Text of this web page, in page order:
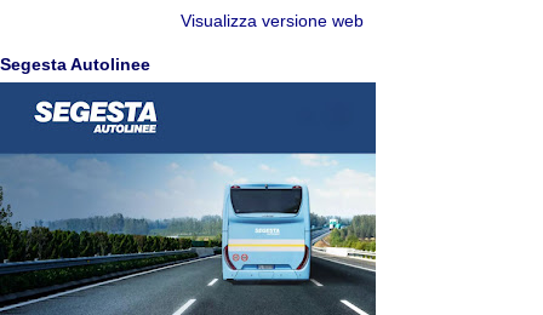
Visualizza versione web
Segesta Autolinee